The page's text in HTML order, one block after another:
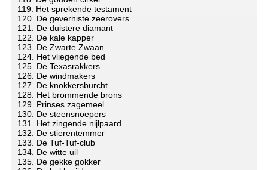
119. Het sprekende testament
120. De geverniste zeerovers
121. De duistere diamant
122. De kale kapper
123. De Zwarte Zwaan
124. Het vliegende bed
125. De Texasrakkers
126. De windmakers
127. De knokkersburcht
128. Het brommende brons
129. Prinses zagemeel
130. De steensnoepers
131. Het zingende nijlpaard
132. De stierentemmer
133. De Tuf-Tuf-club
134. De witte uil
135. De gekke gokker